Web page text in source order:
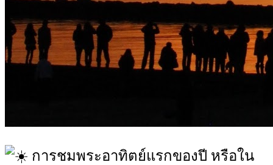
การชมพระอาทิตย์แรกของปี หรือใน